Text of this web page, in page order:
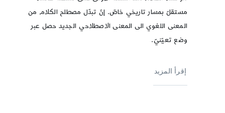
مستقلّ بمسار تاريخي خاصّ. إنّ تبدّل مصطلح الكلام من
المعنى اللغوي الى المعنى الاصطلاحي الجديد حصل عبر
وضع تعيّنيّ.
إقرأ المزيد